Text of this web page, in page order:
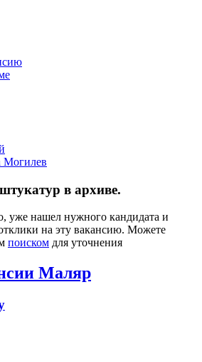
Могилев
в архиве.
уже нашел нужного кандидата и
на эту вакансию. Можете
поиском для уточнения
Маляр